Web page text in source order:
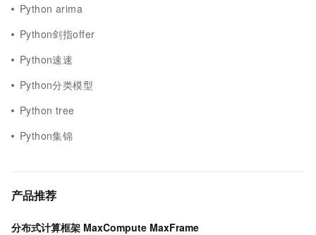
Python arima
Python剑指offer
Python速速
Python分类模型
Python tree
Python集锦
产品推荐
分布式计算框架 MaxCompute MaxFrame